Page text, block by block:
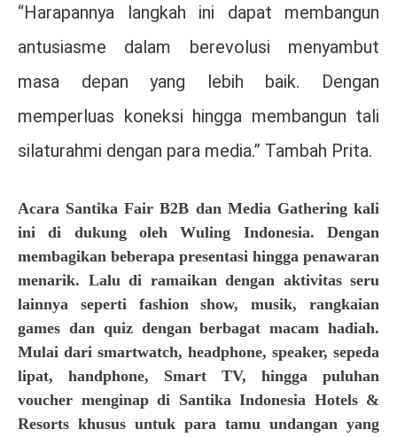
“Harapannya langkah ini dapat membangun
antusiasme dalam berevolusi menyambut
masa depan yang lebih baik. Dengan
memperluas koneksi hingga membangun tali
silaturahmi dengan para media.” Tambah Prita.
Acara Santika Fair B2B dan Media Gathering kali
ini di dukung oleh Wuling Indonesia. Dengan
membagikan beberapa presentasi hingga penawaran
menarik. Lalu di ramaikan dengan aktivitas seru
lainnya seperti fashion show, musik, rangkaian
games dan quiz dengan berbagat macam hadiah.
Mulai dari smartwatch, headphone, speaker, sepeda
lipat, handphone, Smart TV, hingga puluhan
voucher menginap di Santika Indonesia Hotels &
Resorts khusus untuk para tamu undangan yang